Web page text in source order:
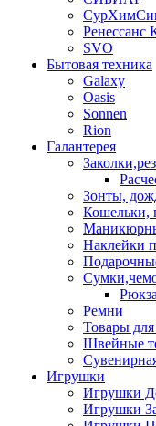
Ренессанс
SVO
Бытовая техника
Galaxy
Oasis
Sonnen
Rion
Галантерея
Зонты,
Кошельки,
Наклейки
Ремни
Товары для
Швейные
Игрушки
Игрушки
Игрушки